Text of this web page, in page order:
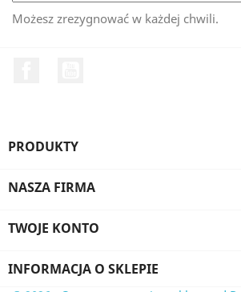
Możesz zrezygnować w każdej chwili.
PRODUKTY
NASZA FIRMA
TWOJE KONTO
INFORMACJA O SKLEPIE